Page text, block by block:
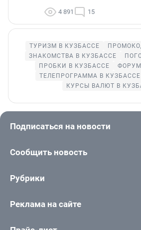
4 891 15
ТУРИЗМ В КУЗБАССЕ
ЗНАКОМСТВА В КУЗБАССЕ
ПРОБКИ В КУЗБАССЕ
ТЕЛЕПРОГРАММА В КУЗБАССЕ
КУРСЫ ВАЛЮТ В
Подписаться на новости
Сообщить новость
Рубрики
Реклама на сайте